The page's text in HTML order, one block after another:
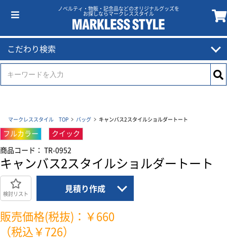
ノベルティ・物販・記念品などのオリジナルグッズを
お探しならマークレススタイル
こだわり検索
マークレススタイル TOP バッグ キャンバス2スタイルショルダートート
フルカラー クイック
商品コード： TR-0952
キャンバス2スタイルショルダートート
検討リスト
見積り作成
販売価格(税抜)：￥660
（税込￥726）